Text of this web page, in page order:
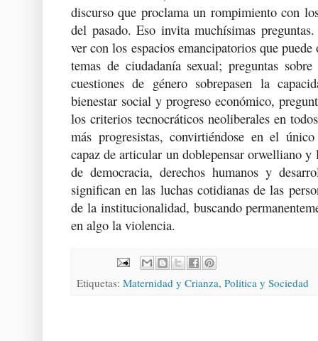
discurso que proclama un rompimiento con
del pasado. Eso invita muchísimas
ver con los espacios emancipatorios que
temas de ciudadanía sexual; preguntas
cuestiones de género sobrepasen la
bienestar social y progreso económico,
los criterios tecnocráticos neoliberales en
más progresistas, convirtiéndose en el
capaz de articular un doblepensar orwelliano y
de democracia, derechos humanos y
significan en las luchas cotidianas de las
de la institucionalidad, buscando
en algo la violencia.
Etiquetas: Maternidad y Crianza, Politica y Sociedad